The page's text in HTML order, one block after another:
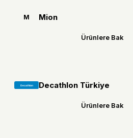
M Mion
Ürünlere Bak
Decathlon Türkiye
Ürünlere Bak